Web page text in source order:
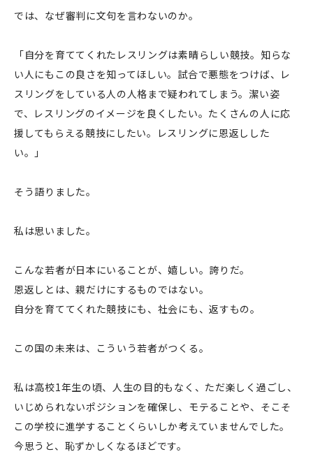
では、なぜ審判に文句を言わないのか。
「自分を育ててくれたレスリングは素晴らしい競技。知らな
い人にもこの良さを知ってほしい。試合で悪態をつけば、レ
スリングをしている人の人格まで疑われてしまう。潔い姿
で、レスリングのイメージを良くしたい。たくさんの人に応
援してもらえる競技にしたい。レスリングに恩返しした
い。」
そう語りました。
私は思いました。
こんな若者が日本にいることが、嬉しい。誇りだ。
恩返しとは、親だけにするものではない。
自分を育ててくれた競技にも、社会にも、返すもの。
この国の未来は、こういう若者がつくる。
私は高校1年生の頃、人生の目的もなく、ただ楽しく過ごし、
いじめられないポジションを確保し、モテることや、そこそ
この学校に進学することくらいしか考えていませんでした。
今思うと、恥ずかしくなるほどです。